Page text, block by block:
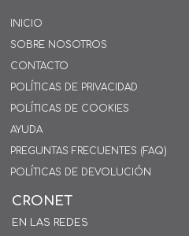
INICIO
SOBRE NOSOTROS
CONTACTO
POLÍTICAS DE PRIVACIDAD
POLÍTICAS DE COOKIES
AYUDA
PREGUNTAS FRECUENTES (FAQ)
POLÍTICAS DE DEVOLUCIÓN
CRONET
EN LAS REDES